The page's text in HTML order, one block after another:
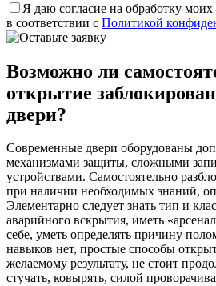
Я даю согласие на обработку
в соответствии с Политикой
Возможно ли
открытие
двери?
Современные двери оборудованы
механизмами защиты, сложными
устройствами. Самостоятельно
при наличии необходимых знаний,
Элементарно следует знать тип и
аварийного вскрытия, иметь
себе, уметь определять причину
навыков нет, простые способы
желаемому результату, не стоит
стучать, ковырять, силой